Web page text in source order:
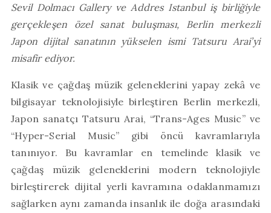
Sevil Dolmacı Gallery ve Addres Istanbul iş birliğiyle
gerçekleşen özel sanat buluşması, Berlin merkezli
Japon dijital sanatının yükselen ismi Tatsuru Arai’yi
misafir ediyor.
Klasik ve çağdaş müzik geleneklerini yapay zekâ ve
bilgisayar teknolojisiyle birleştiren Berlin merkezli,
Japon sanatçı Tatsuru Arai, “Trans-Ages Music” ve
“Hyper-Serial Music” gibi öncü kavramlarıyla
tanınıyor. Bu kavramlar en temelinde klasik ve
çağdaş müzik geleneklerini modern teknolojiyle
birleştirerek dijital yerli kavramına odaklanmamızı
sağlarken aynı zamanda insanlık ile doğa arasındaki